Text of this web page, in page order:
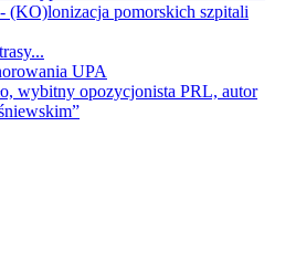
(KO)lonizacja pomorskich szpitali
UPA
wybitny opozycjonista PRL, autor